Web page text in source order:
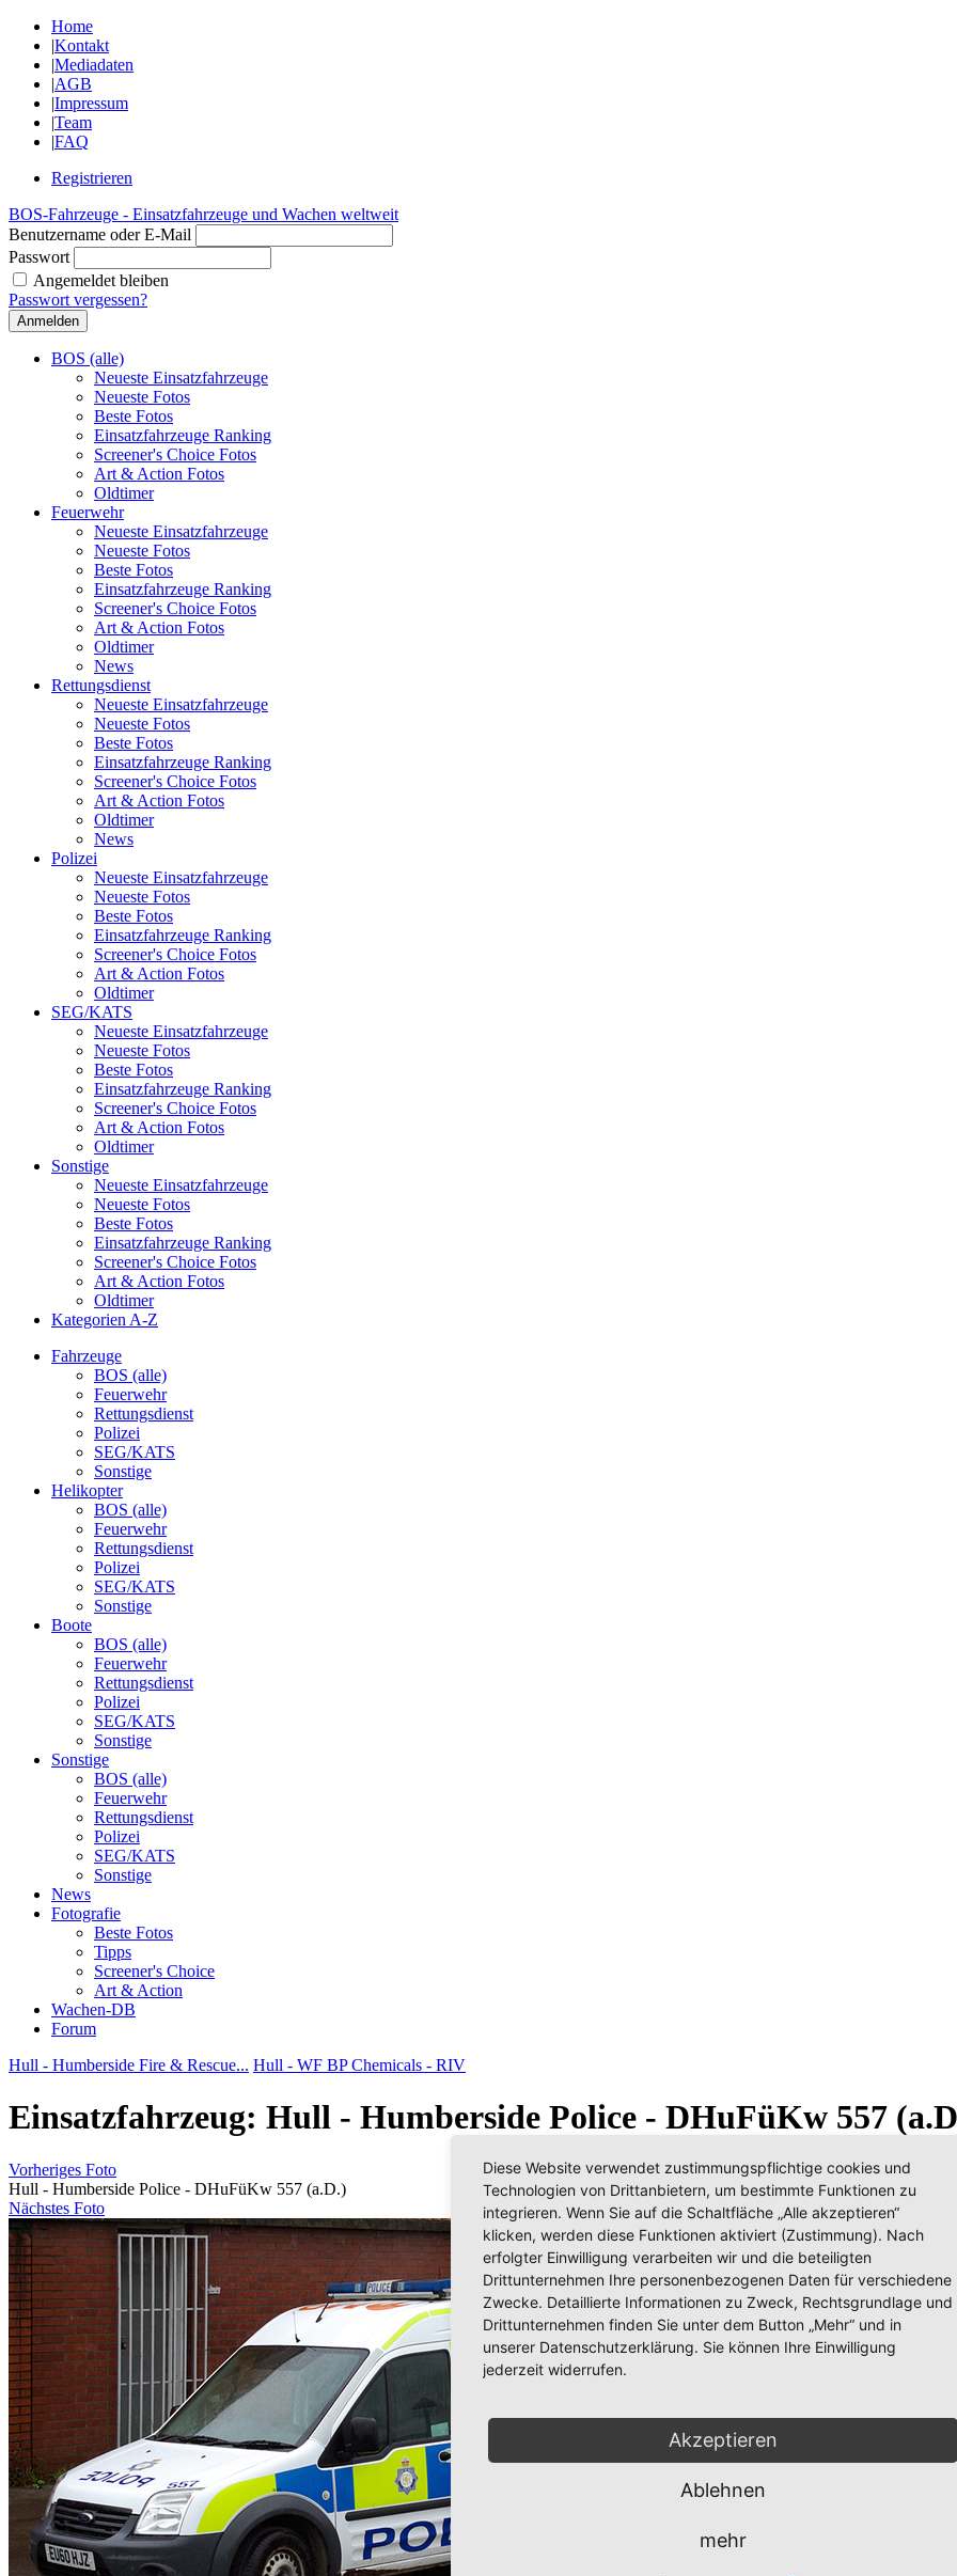
Home
|Kontakt
|Mediadaten
|AGB
|Impressum
|Team
|FAQ
Registrieren
BOS-Fahrzeuge - Einsatzfahrzeuge und Wachen weltweit
Benutzername oder E-Mail
Passwort
Angemeldet bleiben
Passwort vergessen?
BOS (alle)
Neueste Einsatzfahrzeuge
Neueste Fotos
Beste Fotos
Einsatzfahrzeuge Ranking
Screener's Choice Fotos
Art & Action Fotos
Oldtimer
Feuerwehr
Neueste Einsatzfahrzeuge
Neueste Fotos
Beste Fotos
Einsatzfahrzeuge Ranking
Screener's Choice Fotos
Art & Action Fotos
Oldtimer
News
Rettungsdienst
Neueste Einsatzfahrzeuge
Neueste Fotos
Beste Fotos
Einsatzfahrzeuge Ranking
Screener's Choice Fotos
Art & Action Fotos
Oldtimer
News
Polizei
Neueste Einsatzfahrzeuge
Neueste Fotos
Beste Fotos
Einsatzfahrzeuge Ranking
Screener's Choice Fotos
Art & Action Fotos
Oldtimer
SEG/KATS
Neueste Einsatzfahrzeuge
Neueste Fotos
Beste Fotos
Einsatzfahrzeuge Ranking
Screener's Choice Fotos
Art & Action Fotos
Oldtimer
Sonstige
Neueste Einsatzfahrzeuge
Neueste Fotos
Beste Fotos
Einsatzfahrzeuge Ranking
Screener's Choice Fotos
Art & Action Fotos
Oldtimer
Kategorien A-Z
Fahrzeuge
BOS (alle)
Feuerwehr
Rettungsdienst
Polizei
SEG/KATS
Sonstige
Helikopter
BOS (alle)
Feuerwehr
Rettungsdienst
Polizei
SEG/KATS
Sonstige
Boote
BOS (alle)
Feuerwehr
Rettungsdienst
Polizei
SEG/KATS
Sonstige
Sonstige
BOS (alle)
Feuerwehr
Rettungsdienst
Polizei
SEG/KATS
Sonstige
News
Fotografie
Beste Fotos
Tipps
Screener's Choice
Art & Action
Wachen-DB
Forum
Hull - Humberside Fire & Rescue... Hull - WF BP Chemicals - RIV
Einsatzfahrzeug: Hull - Humberside Police - DHuFüKw 557
Vorheriges Foto
Hull - Humberside Police - DHuFüKw 557 (a.D.)
Nächstes Foto
Diese Website verwendet zustimmungspflichtige cookies und
Technologien von Drittanbietern, um bestimmte Funktionen zu
integrieren. Wenn Sie auf die Schaltfläche „Alle akzeptieren“
klicken, werden diese Funktionen aktiviert (Zustimmung). Nach
erfolgter Einwilligung verarbeiten wir und die beteiligten
Drittunternehmen Ihre personenbezogenen Daten für verschiedene
Zwecke. Detaillierte Informationen zu Zweck, Rechtsgrundlage und
Drittunternehmen finden Sie unter dem Button „Mehr“ und in
unserer Datenschutzerklärung. Sie können Ihre Einwilligung
jederzeit widerrufen.
Akzeptieren
Ablehnen
mehr